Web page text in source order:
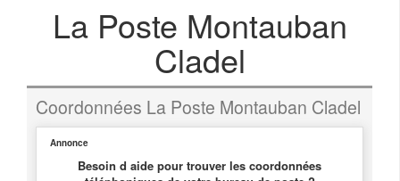
La Poste Montauban
Cladel
Coordonnées La Poste Montauban Cladel
Annonce
Besoin d aide pour trouver les coordonnées